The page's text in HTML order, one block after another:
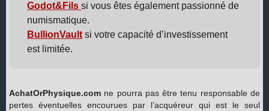
Godot&Fils si vous êtes également passionné de
numismatique.
BullionVault si votre capacité d’investissement
est limitée.
AchatOrPhysique.com ne pourra pas être tenu responsable de
pertes éventuelles encourues par l’acquéreur qui est le seul